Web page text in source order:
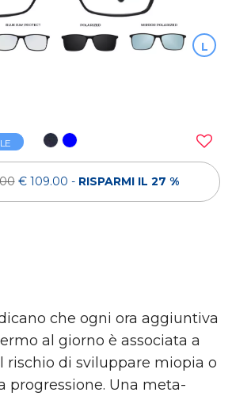
L
€ 109.00 - RISPARMI IL 27 %
che ogni ora aggiuntiva
al giorno è associata a
rischio di sviluppare miopia o
progressione. Una meta-